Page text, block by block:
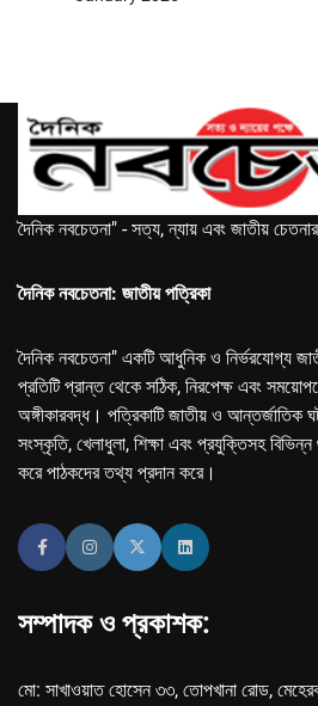
দৈনিক নবচেতনা" - সত্য, ন্যায় এবং জাতীয়
দৈনিক নবচেতনা: জাতীয় পত্রিকা
দৈনিক নবচেতনা" একটি আধুনিক ও নির্ভরযোগ্য
প্রতিটি প্রান্ত থেকে সঠিক, নিরপেক্ষ এবং
অঙ্গীকারবদ্ধ। পত্রিকাটি জাতীয় ও আন্তর্জাতিক
সংস্কৃতি, খেলাধুলা, শিক্ষা এবং প্রযুক্তিসহ
করে পাঠকদের তথ্য প্রদান করে।
সম্পাদক ও প্রকাশক:
মো: সাখাওয়াত হোসেন ৩৩, তোপখানা রোড,